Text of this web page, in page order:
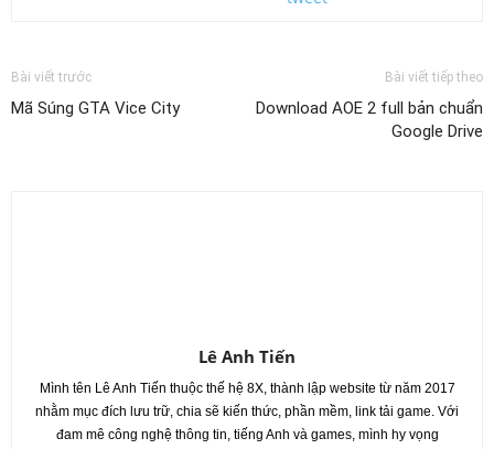
Bài viết trước
Mã Súng GTA Vice City
Bài viết tiếp theo
Download AOE 2 full bản chuẩn
Google Drive
Lê Anh Tiến
Mình tên Lê Anh Tiến thuộc thế hệ 8X, thành lập website từ năm 2017
nhằm mục đích lưu trữ, chia sẽ kiến thức, phần mềm, link tải game. Với
đam mê công nghệ thông tin, tiếng Anh và games, mình hy vọng